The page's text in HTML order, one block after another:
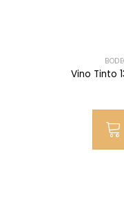
Vino Tinto